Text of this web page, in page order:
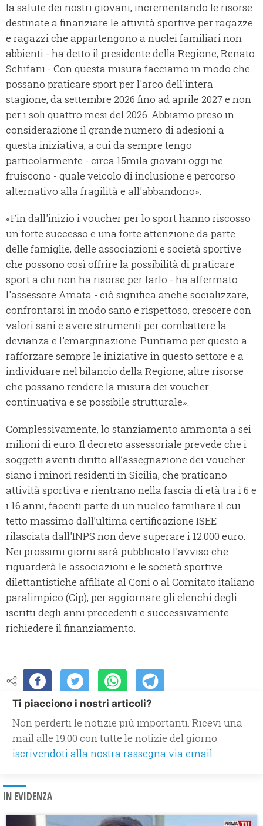
la salute dei nostri giovani, incrementando le risorse
destinate a finanziare le attività sportive per ragazze
e ragazzi che appartengono a nuclei familiari non
abbienti - ha detto il presidente della Regione, Renato
Schifani - Con questa misura facciamo in modo che
possano praticare sport per l'arco dell'intera
stagione, da settembre 2026 fino ad aprile 2027 e non
per i soli quattro mesi del 2026. Abbiamo preso in
considerazione il grande numero di adesioni a
questa iniziativa, a cui da sempre tengo
particolarmente - circa 15mila giovani oggi ne
fruiscono - quale veicolo di inclusione e percorso
alternativo alla fragilità e all'abbandono».
«Fin dall'inizio i voucher per lo sport hanno riscosso
un forte successo e una forte attenzione da parte
delle famiglie, delle associazioni e società sportive
che possono così offrire la possibilità di praticare
sport a chi non ha risorse per farlo - ha affermato
l'assessore Amata - ciò significa anche socializzare,
confrontarsi in modo sano e rispettoso, crescere con
valori sani e avere strumenti per combattere la
devianza e l'emarginazione. Puntiamo per questo a
rafforzare sempre le iniziative in questo settore e a
individuare nel bilancio della Regione, altre risorse
che possano rendere la misura dei voucher
continuativa e se possibile strutturale».
Complessivamente, lo stanziamento ammonta a sei
milioni di euro. Il decreto assessoriale prevede che i
soggetti aventi diritto all’assegnazione dei voucher
siano i minori residenti in Sicilia, che praticano
attività sportiva e rientrano nella fascia di età tra i 6 e
i 16 anni, facenti parte di un nucleo familiare il cui
tetto massimo dall’ultima certificazione ISEE
rilasciata dall'INPS non deve superare i 12.000 euro.
Nei prossimi giorni sarà pubblicato l'avviso che
riguarderà le associazioni e le società sportive
dilettantistiche affiliate al Coni o al Comitato italiano
paralimpico (Cip), per aggiornare gli elenchi degli
iscritti degli anni precedenti e successivamente
richiedere il finanziamento.
Ti piacciono i nostri articoli?
Non perderti le notizie più importanti. Ricevi una
mail alle 19.00 con tutte le notizie del giorno
iscrivendoti alla nostra rassegna via email.
IN EVIDENZA